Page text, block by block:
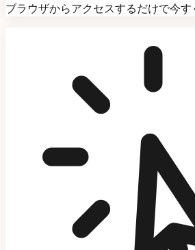
ブラウザからアクセスするだけで今す